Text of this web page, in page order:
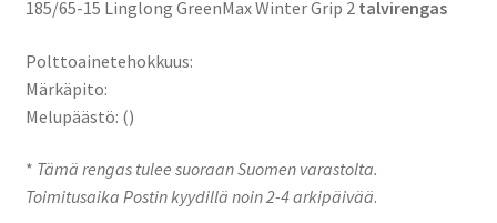
185/65-15 Linglong GreenMax Winter Grip 2 talvirengas
Polttoainetehokkuus:
Märkäpito:
Melupäästö: ()
* Tämä rengas tulee suoraan Suomen varastolta.
Toimitusaika Postin kyydillä noin 2-4 arkipäivää.